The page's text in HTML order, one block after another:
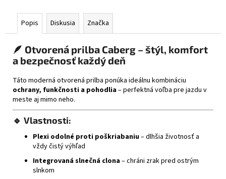
Popis Diskusia Značka
🪶 Otvorená prilba Caberg – štýl, komfort
a bezpečnosť každý deň
Táto moderná otvorená prilba ponúka ideálnu kombináciu
ochrany, funkčnosti a pohodlia– perfektná voľba pre jazdu v
meste aj mimo neho.
🔹 Vlastnosti:
Plexi odolné proti poškriabaniu– dlhšia životnosť a
vždy čistý výhľad
Integrovaná slnečná clona– chráni zrak pred ostrým
slnkom
CABERG
TRIP
WHITE
€314